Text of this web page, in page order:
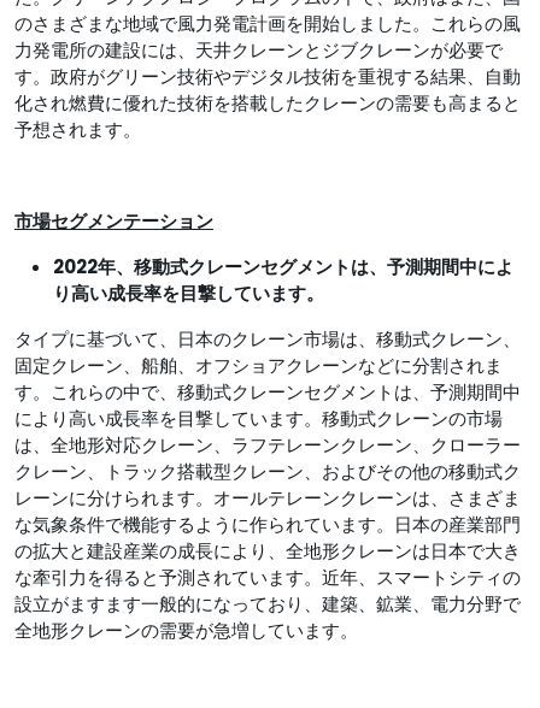
のさまざまな地域で風力発電計画を開始しました。これらの風
力発電所の建設には、天井クレーンとジブクレーンが必要で
す。政府がグリーン技術やデジタル技術を重視する結果、自動
化され燃費に優れた技術を搭載したクレーンの需要も高まると
予想されます。
市場セグメンテーション
2022年、移動式クレーンセグメントは、予測期間中によ
り高い成長率を目撃しています。
タイプに基づいて、日本のクレーン市場は、移動式クレーン、
固定クレーン、船舶、オフショアクレーンなどに分割されま
す。これらの中で、移動式クレーンセグメントは、予測期間中
により高い成長率を目撃しています。移動式クレーンの市場
は、全地形対応クレーン、ラフテレーンクレーン、クローラー
クレーン、トラック搭載型クレーン、およびその他の移動式ク
レーンに分けられます。オールテレーンクレーンは、さまざま
な気象条件で機能するように作られています。日本の産業部門
の拡大と建設産業の成長により、全地形クレーンは日本で大き
な牽引力を得ると予測されています。近年、スマートシティの
設立がますます一般的になっており、建築、鉱業、電力分野で
全地形クレーンの需要が急増しています。